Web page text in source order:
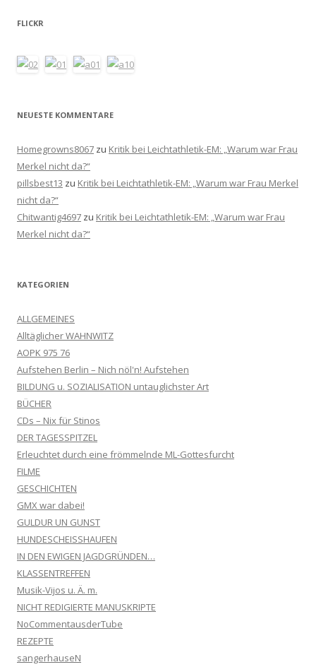
FLICKR
NEUESTE KOMMENTARE
Homegrowns8067 zu Kritik bei Leichtathletik-EM: „Warum war Frau
Merkel nicht da?“
pillsbest13 zu Kritik bei Leichtathletik-EM: „Warum war Frau Merkel
nicht da?“
Chitwantig4697 zu Kritik bei Leichtathletik-EM: „Warum war Frau
Merkel nicht da?“
KATEGORIEN
ALLGEMEINES
Alltäglicher WAHNWITZ
AOPK 975 76
Aufstehen Berlin – Nich nöl'n! Aufstehen
BILDUNG u. SOZIALISATION untauglichster Art
BÜCHER
CDs – Nix für Stinos
DER TAGESSPITZEL
Erleuchtet durch eine frömmelnde ML-Gottesfurcht
FILME
GESCHICHTEN
GMX war dabei!
GULDUR UN GUNST
HUNDESCHEISSHAUFEN
IN DEN EWIGEN JAGDGRÜNDEN…
KLASSENTREFFEN
Musik-Vijos u. Ä. m.
NICHT REDIGIERTE MANUSKRIPTE
NoCommentausderTube
REZEPTE
sangerhauseN